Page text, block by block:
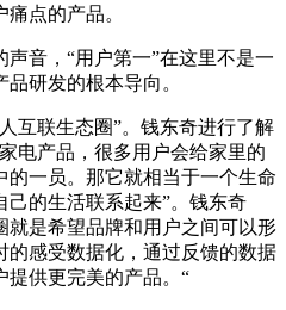
点的产品。
音，“用户第一”在这里不是一
研发的根本导向。
互联生态圈”。钱东奇进行了解
电产品，很多用户会给家里的
一员。那它就相当于一个生命
己的生活联系起来”。钱东奇
就是希望品牌和用户之间可以形
的感受数据化，通过反馈的数据
提供更完美的产品。“